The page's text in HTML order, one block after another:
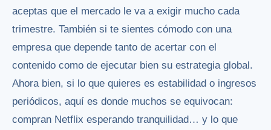
aceptas que el mercado le va a exigir mucho cada
trimestre. También si te sientes cómodo con una
empresa que depende tanto de acertar con el
contenido como de ejecutar bien su estrategia global.
Ahora bien, si lo que quieres es estabilidad o ingresos
periódicos, aquí es donde muchos se equivocan:
compran Netflix esperando tranquilidad… y lo que